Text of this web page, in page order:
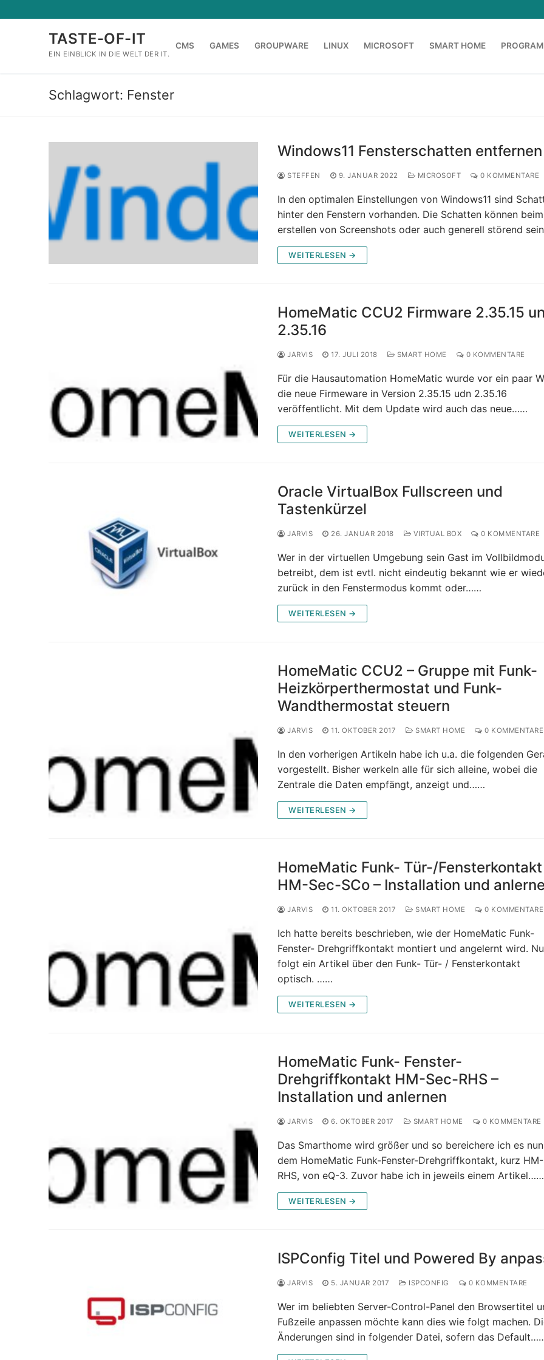
Inhalt
TASTE-OF-IT
EIN EINBLICK IN DIE WELT DER IT.
CMS GAMES GROUPWARE LINUX MICROSOFT SMART HOME
Schlagwort: Fenster
Windows11 Fensterschatten entfernen
STEFFEN 9. JANUAR 2022 MICROSOFT 0 KOMMENTARE
In den optimalen Einstellungen von Windows11 sind
hinter den Fenstern vorhanden. Die Schatten können beim
erstellen von Screenshots oder auch generell störend
WEITERLESEN →
HomeMatic CCU2 Firmware 2.35.15
2.35.16
JARVIS 17. JULI 2018 SMART HOME 0 KOMMENTARE
Für die Hausautomation HomeMatic wurde vor ein paar
die neue Firmeware in Version 2.35.15 udn 2.35.16
veröffentlicht. Mit dem Update wird auch das neue……
WEITERLESEN →
Oracle VirtualBox Fullscreen und
Tastenkürzel
JARVIS 26. JANUAR 2018 VIRTUAL BOX 0 KOMMENTARE
Wer in der virtuellen Umgebung sein Gast im
betreibt, dem ist evtl. nicht eindeutig bekannt wie er
zurück in den Fenstermodus kommt oder……
WEITERLESEN →
HomeMatic CCU2 – Gruppe mit Funk-
Heizkörperthermostat und Funk-
Wandthermostat steuern
JARVIS 11. OKTOBER 2017 SMART HOME 0 KOMMENTARE
In den vorherigen Artikeln habe ich u.a. die folgenden
vorgestellt. Bisher werkeln alle für sich alleine, wobei die
Zentrale die Daten empfängt, anzeigt und……
WEITERLESEN →
HomeMatic Funk- Tür-/Fensterkontakt
HM-Sec-SCo – Installation und
JARVIS 11. OKTOBER 2017 SMART HOME 0 KOMMENTARE
Ich hatte bereits beschrieben, wie der HomeMatic Funk-
Fenster- Drehgriffkontakt montiert und angelernt wird.
folgt ein Artikel über den Funk- Tür- / Fensterkontakt
optisch. ……
WEITERLESEN →
HomeMatic Funk- Fenster-
Drehgriffkontakt HM-Sec-RHS –
Installation und anlernen
JARVIS 6. OKTOBER 2017 SMART HOME 0 KOMMENTARE
Das Smarthome wird größer und so bereichere ich es
dem HomeMatic Funk-Fenster-Drehgriffkontakt, kurz
RHS, von eQ-3. Zuvor habe ich in jeweils einem Artikel……
WEITERLESEN →
ISPConfig Titel und Powered By
JARVIS 5. JANUAR 2017 ISPCONFIG 0 KOMMENTARE
Wer im beliebten Server-Control-Panel den Browsertitel
Fußzeile anpassen möchte kann dies wie folgt machen.
Änderungen sind in folgender Datei, sofern das